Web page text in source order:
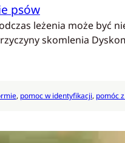
psów
leżenia może być
skomlenia
, pomoc w identyfikacji, pomóc